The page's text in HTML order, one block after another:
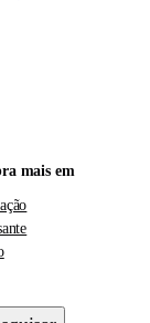
mais em